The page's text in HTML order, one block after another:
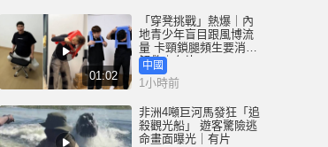
01:02
「穿凳挑戰」熱爆｜內
地青少年盲目跟風博流
量 卡頸鎖腿頻生要消防
解救｜有片
中國
1小時前
非洲4噸巨河馬發狂「追
殺觀光船」 遊客驚險逃
命畫面曝光｜有片